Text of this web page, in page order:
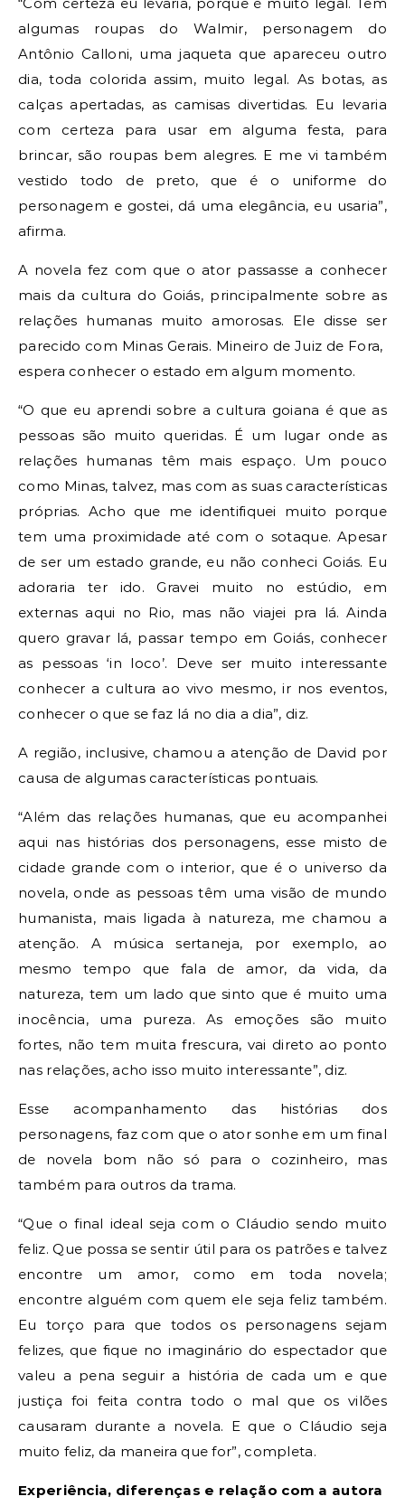
algumas roupas do Walmir, personagem do
Antônio Calloni, uma jaqueta que apareceu outro
dia, toda colorida assim, muito legal. As botas, as
calças apertadas, as camisas divertidas. Eu levaria
com certeza para usar em alguma festa, para
brincar, são roupas bem alegres. E me vi também
vestido todo de preto, que é o uniforme do
personagem e gostei, dá uma elegância, eu usaria”,
afirma.
A novela fez com que o ator passasse a conhecer
mais da cultura do Goiás, principalmente sobre as
relações humanas muito amorosas. Ele disse ser
parecido com Minas Gerais. Mineiro de Juiz de Fora,
espera conhecer o estado em algum momento.
“O que eu aprendi sobre a cultura goiana é que as
pessoas são muito queridas. É um lugar onde as
relações humanas têm mais espaço. Um pouco
como Minas, talvez, mas com as suas características
próprias. Acho que me identifiquei muito porque
tem uma proximidade até com o sotaque. Apesar
de ser um estado grande, eu não conheci Goiás. Eu
adoraria ter ido. Gravei muito no estúdio, em
externas aqui no Rio, mas não viajei pra lá. Ainda
quero gravar lá, passar tempo em Goiás, conhecer
as pessoas ‘in loco’. Deve ser muito interessante
conhecer a cultura ao vivo mesmo, ir nos eventos,
conhecer o que se faz lá no dia a dia”, diz.
A região, inclusive, chamou a atenção de David por
causa de algumas características pontuais.
“Além das relações humanas, que eu acompanhei
aqui nas histórias dos personagens, esse misto de
cidade grande com o interior, que é o universo da
novela, onde as pessoas têm uma visão de mundo
humanista, mais ligada à natureza, me chamou a
atenção. A música sertaneja, por exemplo, ao
mesmo tempo que fala de amor, da vida, da
natureza, tem um lado que sinto que é muito uma
inocência, uma pureza. As emoções são muito
fortes, não tem muita frescura, vai direto ao ponto
nas relações, acho isso muito interessante”, diz.
Esse acompanhamento das histórias dos
personagens, faz com que o ator sonhe em um final
de novela bom não só para o cozinheiro, mas
também para outros da trama.
“Que o final ideal seja com o Cláudio sendo muito
feliz. Que possa se sentir útil para os patrões e talvez
encontre um amor, como em toda novela;
encontre alguém com quem ele seja feliz também.
Eu torço para que todos os personagens sejam
felizes, que fique no imaginário do espectador que
valeu a pena seguir a história de cada um e que
justiça foi feita contra todo o mal que os vilões
causaram durante a novela. E que o Cláudio seja
muito feliz, da maneira que for”, completa.
Experiência, diferenças e relação com a autora